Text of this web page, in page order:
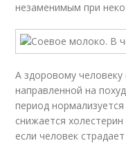
незаменимым при
А здоровому
направленной на
период
снижается
если человек